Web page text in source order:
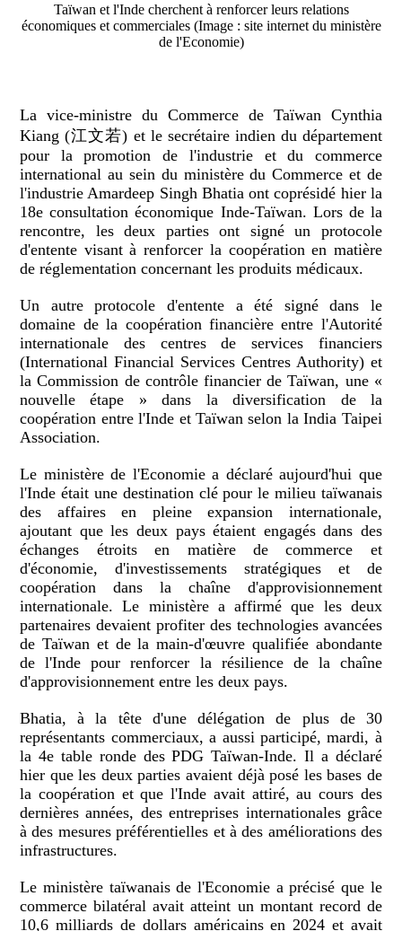
Taïwan et l'Inde cherchent à renforcer leurs relations
économiques et commerciales (Image : site internet du ministère
de l'Economie)
La vice-ministre du Commerce de Taïwan Cynthia
Kiang (江文若) et le secrétaire indien du département
pour la promotion de l'industrie et du commerce
international au sein du ministère du Commerce et de
l'industrie Amardeep Singh Bhatia ont coprésidé hier la
18e consultation économique Inde-Taïwan. Lors de la
rencontre, les deux parties ont signé un protocole
d'entente visant à renforcer la coopération en matière
de réglementation concernant les produits médicaux.
Un autre protocole d'entente a été signé dans le
domaine de la coopération financière entre l'Autorité
internationale des centres de services financiers
(International Financial Services Centres Authority) et
la Commission de contrôle financier de Taïwan, une «
nouvelle étape » dans la diversification de la
coopération entre l'Inde et Taïwan selon la India Taipei
Association.
Le ministère de l'Economie a déclaré aujourd'hui que
l'Inde était une destination clé pour le milieu taïwanais
des affaires en pleine expansion internationale,
ajoutant que les deux pays étaient engagés dans des
échanges étroits en matière de commerce et
d'économie, d'investissements stratégiques et de
coopération dans la chaîne d'approvisionnement
internationale. Le ministère a affirmé que les deux
partenaires devaient profiter des technologies avancées
de Taïwan et de la main-d'œuvre qualifiée abondante
de l'Inde pour renforcer la résilience de la chaîne
d'approvisionnement entre les deux pays.
Bhatia, à la tête d'une délégation de plus de 30
représentants commerciaux, a aussi participé, mardi, à
la 4e table ronde des PDG Taïwan-Inde. Il a déclaré
hier que les deux parties avaient déjà posé les bases de
la coopération et que l'Inde avait attiré, au cours des
dernières années, des entreprises internationales grâce
à des mesures préférentielles et à des améliorations des
infrastructures.
Le ministère taïwanais de l'Economie a précisé que le
commerce bilatéral avait atteint un montant record de
10,6 milliards de dollars américains en 2024 et avait